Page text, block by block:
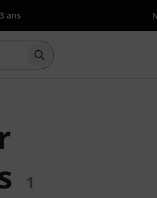
ans
Démarrer la recherche
1